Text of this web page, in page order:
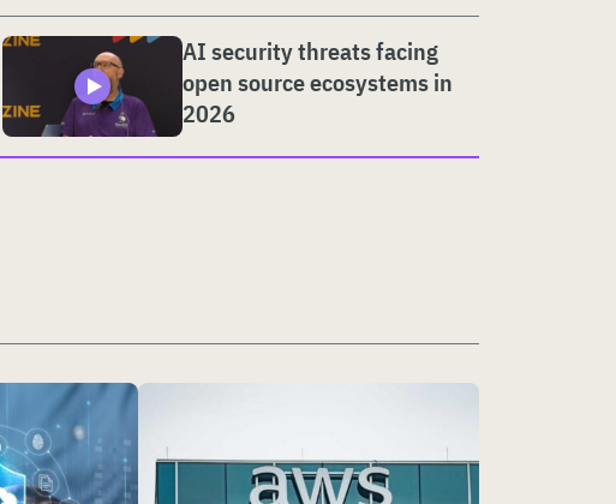
AI security threats facing
open source ecosystems in
2026